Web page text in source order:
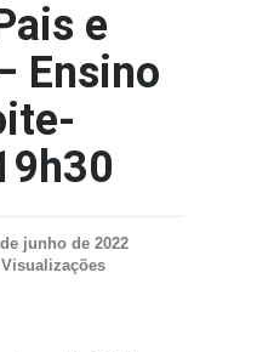
e
Ensino
junho de 2022
Visualizações